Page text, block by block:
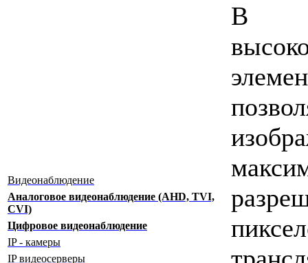
Видеонаблюдение
Аналоговое видеонаблюдение (AHD, TVI,
CVI)
Цифровое видеонаблюдение
IP - камеры
IP видеосерверы
В